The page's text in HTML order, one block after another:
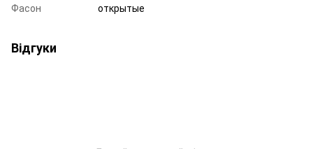
Фасон
открытые
Відгуки